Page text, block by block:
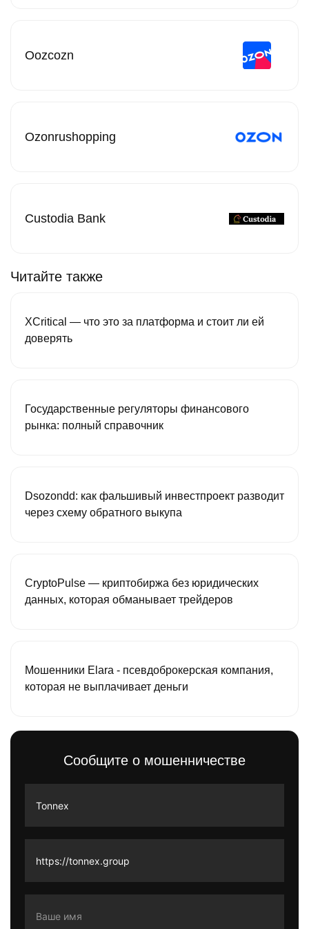
Oozcozn
Ozonrushopping
Custodia Bank
Читайте также
XCritical — что это за платформа и стоит ли ей
доверять
Государственные регуляторы финансового
рынка: полный справочник
Dsozondd: как фальшивый инвестпроект разводит
через схему обратного выкупа
CryptoPulse — криптобиржа без юридических
данных, которая обманывает трейдеров
Мошенники Elara - псевдоброкерская компания,
которая не выплачивает деньги
Сообщите о мошенничестве